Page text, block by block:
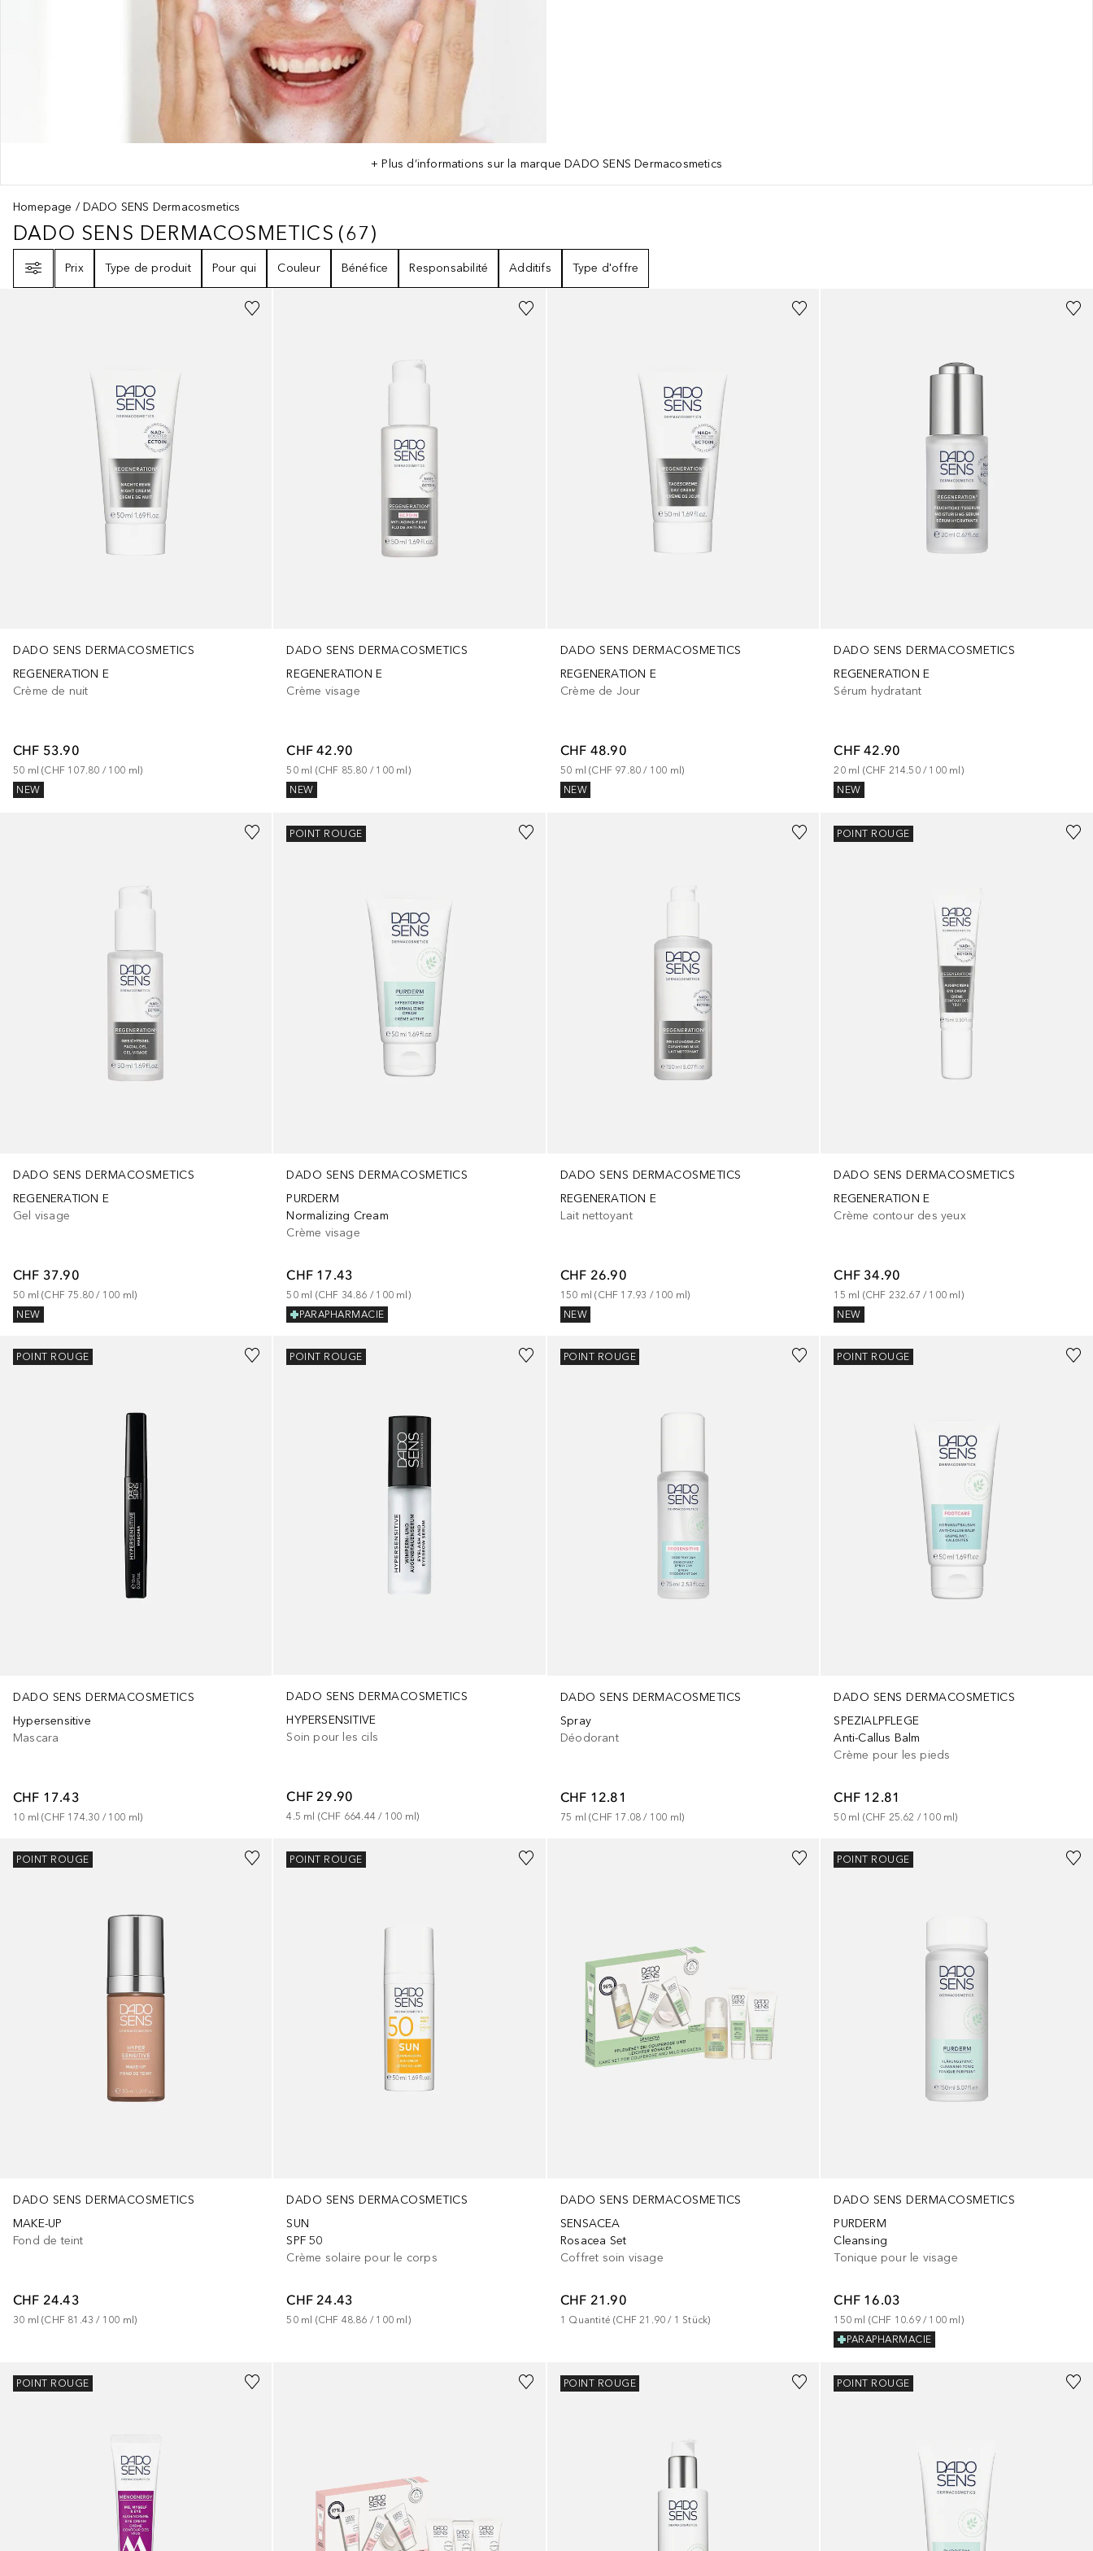
+ Plus d’informations sur la marque DADO SENS Dermacosmetics
Homepage DADO SENS Dermacosmetics
DADO SENS DERMACOSMETICS67
DADO SENS DERMACOSMETICS (67)
Prix
Type de produit Pour qui Couleur Bénéfice Responsabilité Additifs Type d'offre
DADO SENS DERMACOSMETICS
REGENERATION E
Crème de nuit
CHF 53.90
50 ml (CHF 107.80 / 100 ml)
NEW
DADO SENS DERMACOSMETICS
REGENERATION E
Crème visage
CHF 42.90
50 ml (CHF 85.80 / 100 ml )
NEW
DADO SENS DERMACOSMETICS
REGENERATION E
Crème de Jour
CHF 48.90
50 ml (CHF 97.80 / 100 ml )
NEW
DADO SENS DERMACOSMETICS
REGENERATION E
Sérum hydratant
CHF 42.90
20 ml (CHF 214.50 / 100 ml )
NEW
DADO SENS DERMACOSMETICS
REGENERATION E
Gel visage
CHF 37.90
50 ml (CHF 75.80 / 100 ml)
NEW
DADO SENS DERMACOSMETICS
PURDERM
Normalizing Cream
Crème visage
CHF 17.43
50 ml (CHF 34.86 / 100 ml)
PARAPHARMACIE
POINT ROUGE
DADO SENS DERMACOSMETICS
REGENERATION E
Lait nettoyant
CHF 26.90
150 ml (CHF 17.93 / 100 ml)
NEW
DADO SENS DERMACOSMETICS
REGENERATION E
Crème contour des yeux
CHF 34.90
15 ml (CHF 232.67 / 100 ml)
NEW
POINT ROUGE
DADO SENS DERMACOSMETICS
Hypersensitive
Mascara
CHF 17.43
10 ml (CHF 174.30 / 100 ml)
POINT ROUGE
DADO SENS DERMACOSMETICS
HYPERSENSITIVE
Soin pour les cils
CHF 29.90
4.5 ml (CHF 664.44 / 100 ml )
POINT ROUGE
DADO SENS DERMACOSMETICS
Spray
Déodorant
CHF 12.81
75 ml (CHF 17.08 / 100 ml)
POINT ROUGE
DADO SENS DERMACOSMETICS
SPEZIALPFLEGE
Anti-Callus Balm
Crème pour les pieds
CHF 12.81
50 ml (CHF 25.62 / 100 ml)
POINT ROUGE
DADO SENS DERMACOSMETICS
MAKE-UP
Fond de teint
CHF 24.43
30 ml (CHF 81.43 / 100 ml)
POINT ROUGE
+1
DADO SENS DERMACOSMETICS
SUN
SPF 50
Crème solaire pour le corps
CHF 24.43
50 ml (CHF 48.86 / 100 ml )
POINT ROUGE
DADO SENS DERMACOSMETICS
SENSACEA
Rosacea Set
Coffret soin visage
CHF 21.90
1 Quantité (CHF 21.90 / 1 Stück)
DADO SENS DERMACOSMETICS
PURDERM
Cleansing
Tonique pour le visage
CHF 16.03
150 ml (CHF 10.69 / 100 ml )
PARAPHARMACIE
POINT ROUGE
POINT ROUGE POINT ROUGE POINT ROUGE